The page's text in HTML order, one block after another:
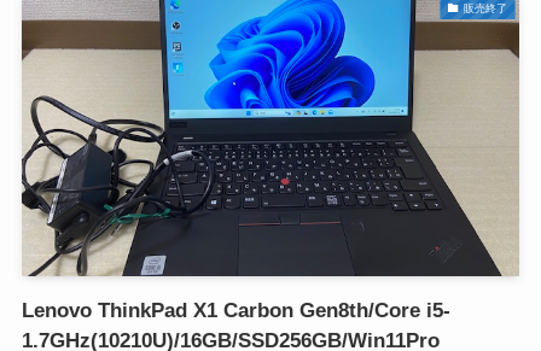
販売終了
Lenovo ThinkPad X1 Carbon Gen8th/Core i5-
1.7GHz(10210U)/16GB/SSD256GB/Win11Pro